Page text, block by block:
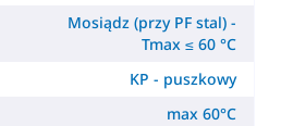
Mosiądz (przy PF stal) -
Tmax ≤ 60 °C
KP - puszkowy
max 60°C